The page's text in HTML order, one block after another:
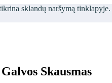
sklandų naršymą tinklapyje.
Skausmas